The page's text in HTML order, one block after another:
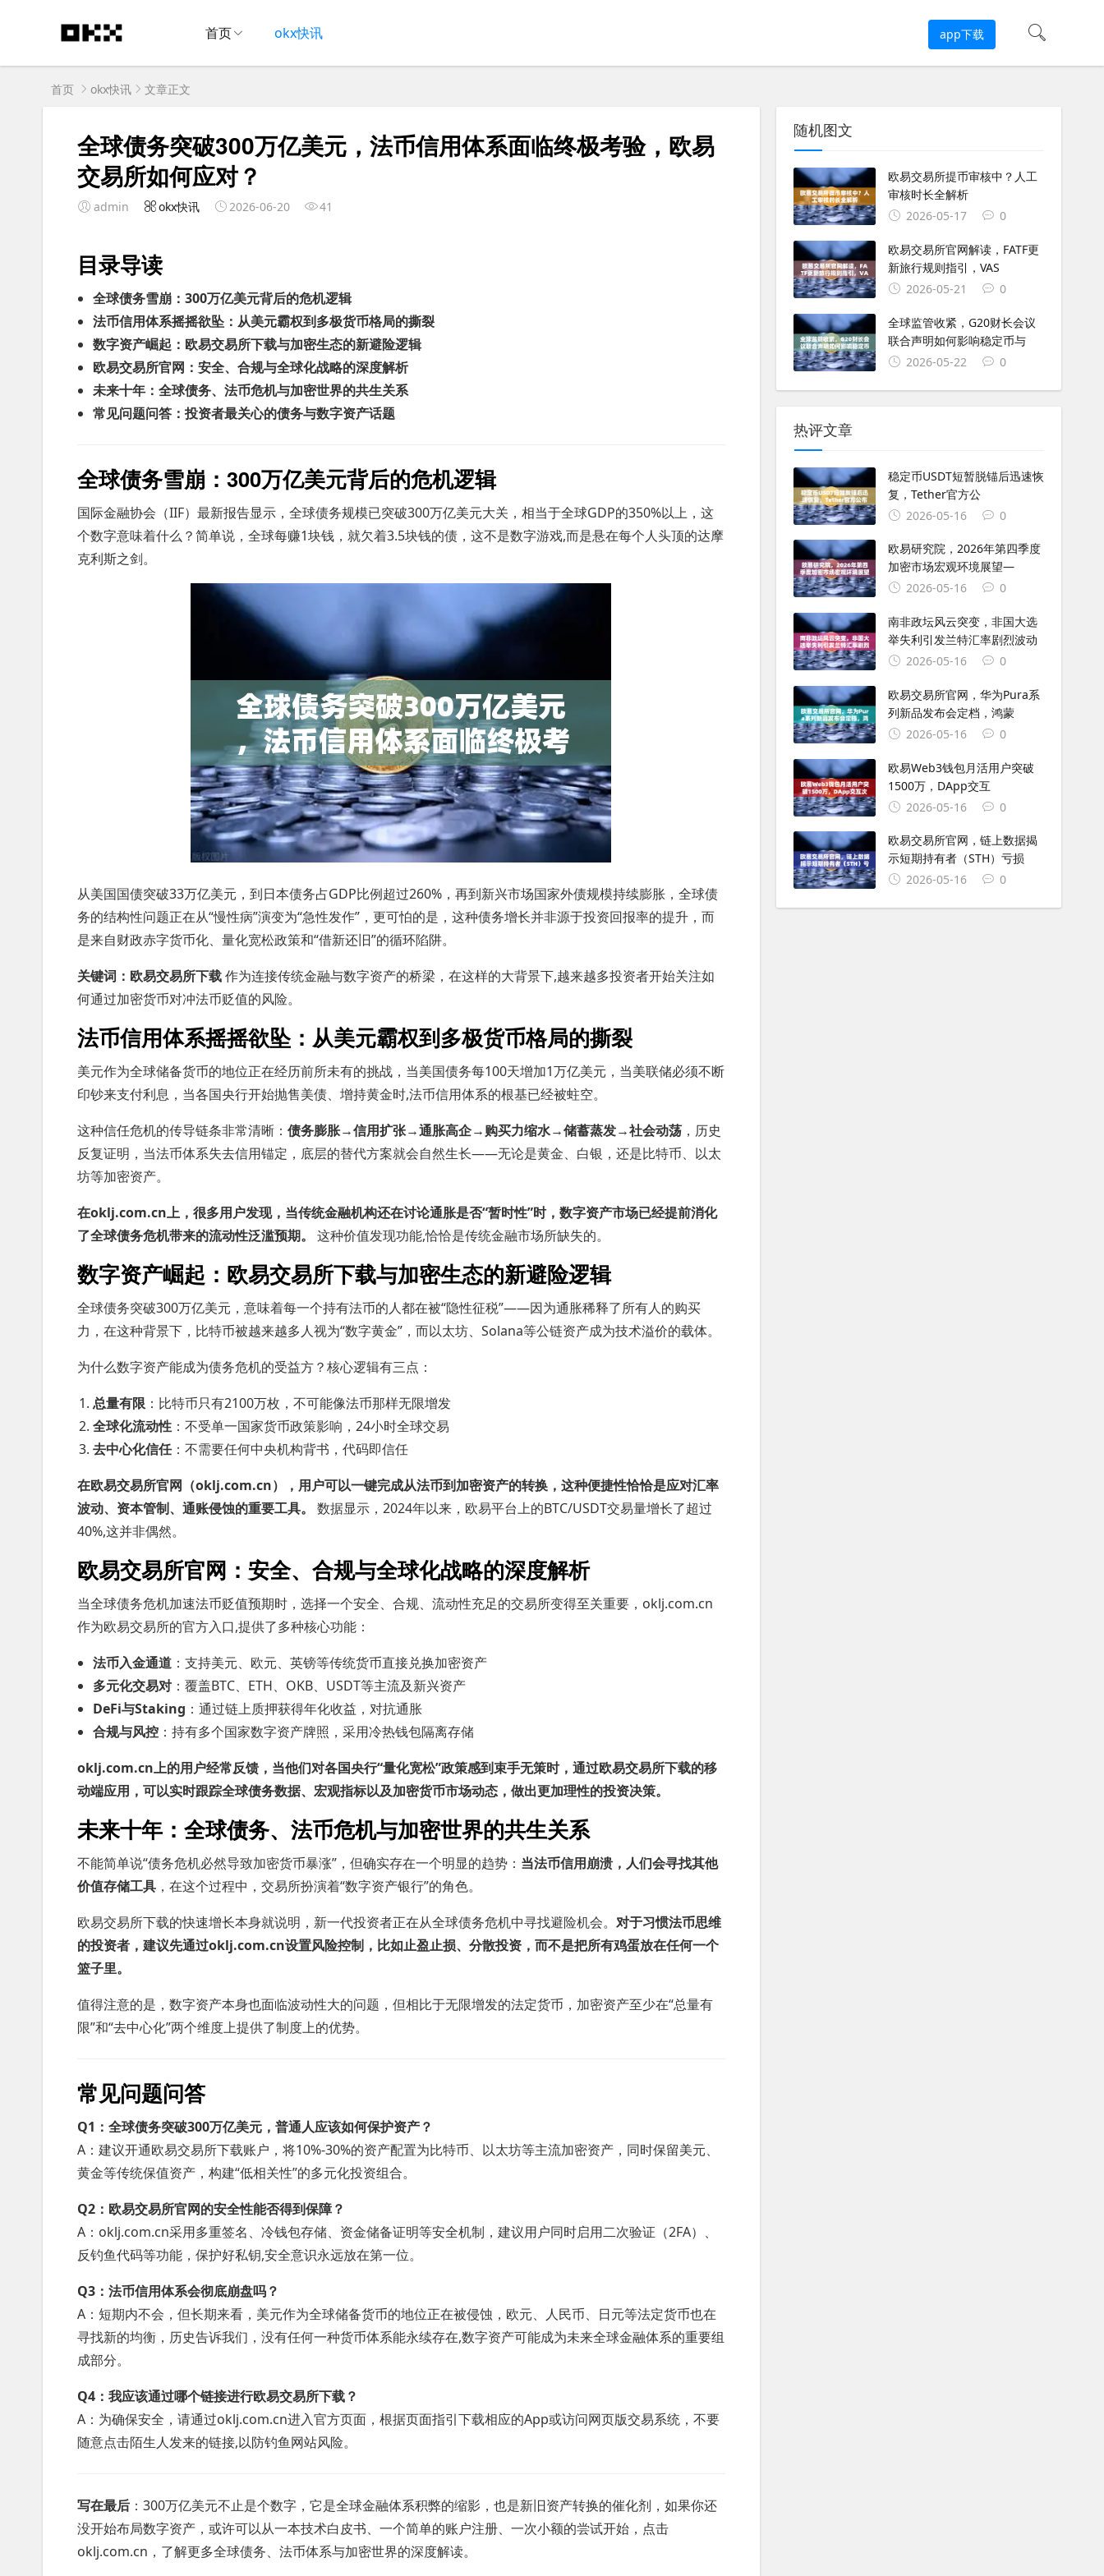
首页 okx快讯 app下载
首页 okx快讯 文章正文
全球债务突破300万亿美元，法币信用体系面临终极考验，欧易
交易所如何应对？
admin okx快讯 2026-06-20 41
目录导读
全球债务雪崩：300万亿美元背后的危机逻辑
法币信用体系摇摇欲坠：从美元霸权到多极货币格局的撕裂
数字资产崛起：欧易交易所下载与加密生态的新避险逻辑
欧易交易所官网：安全、合规与全球化战略的深度解析
未来十年：全球债务、法币危机与加密世界的共生关系
常见问题问答：投资者最关心的债务与数字资产话题
全球债务雪崩：300万亿美元背后的危机逻辑
国际金融协会（IIF）最新报告显示，全球债务规模已突破300万亿美元大关，相当于全球GDP的350%以上，这
个数字意味着什么？简单说，全球每赚1块钱，就欠着3.5块钱的债，这不是数字游戏,而是悬在每个人头顶的达摩
克利斯之剑。
从美国国债突破33万亿美元，到日本债务占GDP比例超过260%，再到新兴市场国家外债规模持续膨胀，全球债
务的结构性问题正在从“慢性病”演变为“急性发作”，更可怕的是，这种债务增长并非源于投资回报率的提升，而
是来自财政赤字货币化、量化宽松政策和“借新还旧”的循环陷阱。
关键词：欧易交易所下载作为连接传统金融与数字资产的桥梁，在这样的大背景下,越来越多投资者开始关注如
何通过加密货币对冲法币贬值的风险。
法币信用体系摇摇欲坠：从美元霸权到多极货币格局的撕裂
美元作为全球储备货币的地位正在经历前所未有的挑战，当美国债务每100天增加1万亿美元，当美联储必须不断
印钞来支付利息，当各国央行开始抛售美债、增持黄金时,法币信用体系的根基已经被蛀空。
这种信任危机的传导链条非常清晰： 债务膨胀→信用扩张→通胀高企→购买力缩水→储蓄蒸发→社会动荡 ，历史
反复证明，当法币体系失去信用锚定，底层的替代方案就会自然生长——无论是黄金、白银，还是比特币、以太
坊等加密资产。
在oklj.com.cn上，很多用户发现，当传统金融机构还在讨论通胀是否“暂时性”时，数字资产市场已经提前消化
了全球债务危机带来的流动性泛滥预期。
这种价值发现功能,恰恰是传统金融市场所缺失的。
数字资产崛起：欧易交易所下载与加密生态的新避险逻辑
全球债务突破300万亿美元，意味着每一个持有法币的人都在被“隐性征税”——因为通胀稀释了所有人的购买
力，在这种背景下，比特币被越来越多人视为“数字黄金”，而以太坊、Solana等公链资产成为技术溢价的载体。
为什么数字资产能成为债务危机的受益方？核心逻辑有三点：
总量有限 ：比特币只有2100万枚，不可能像法币那样无限增发
全球化流动性 ：不受单一国家货币政策影响，24小时全球交易
去中心化信任：不需要任何中央机构背书，代码即信任
在欧易交易所官网（oklj.com.cn），用户可以一键完成从法币到加密资产的转换，这种便捷性恰恰是应对汇率
波动、资本管制、通账侵蚀的重要工具。
数据显示，2024年以来，欧易平台上的BTC/USDT交易量增长了超过
40%,这并非偶然。
欧易交易所官网：安全、合规与全球化战略的深度解析
当全球债务危机加速法币贬值预期时，选择一个安全、合规、流动性充足的交易所变得至关重要，oklj.com.cn
作为欧易交易所的官方入口,提供了多种核心功能：
法币入金通道 ：支持美元、欧元、英镑等传统货币直接兑换加密资产
多元化交易对 ：覆盖BTC、ETH、OKB、USDT等主流及新兴资产
DeFi与Staking ：通过链上质押获得年化收益，对抗通胀
合规与风控 ：持有多个国家数字资产牌照，采用冷热钱包隔离存储
oklj.com.cn上的用户经常反馈，当他们对各国央行“量化宽松”政策感到束手无策时，通过欧易交易所下载的移
动端应用，可以实时跟踪全球债务数据、宏观指标以及加密货币市场动态，做出更加理性的投资决策。
未来十年：全球债务、法币危机与加密世界的共生关系
不能简单说“债务危机必然导致加密货币暴涨”，但确实存在一个明显的趋势： 当法币信用崩溃，人们会寻找其他
价值存储工具 ，在这个过程中，交易所扮演着“数字资产银行”的角色。
欧易交易所下载的快速增长本身就说明，新一代投资者正在从全球债务危机中寻找避险机会。 对于习惯法币思维
的投资者，建议先通过oklj.com.cn设置风险控制，比如止盈止损、分散投资，而不是把所有鸡蛋放在任何一个
篮子里。
值得注意的是，数字资产本身也面临波动性大的问题，但相比于无限增发的法定货币，加密资产至少在“总量有
限”和“去中心化”两个维度上提供了制度上的优势。
常见问题问答
Q1：全球债务突破300万亿美元，普通人应该如何保护资产？
A：建议开通欧易交易所下载账户，将10%-30%的资产配置为比特币、以太坊等主流加密资产，同时保留美元、
黄金等传统保值资产，构建“低相关性”的多元化投资组合。
Q2：欧易交易所官网的安全性能否得到保障？
A：oklj.com.cn采用多重签名、冷钱包存储、资金储备证明等安全机制，建议用户同时启用二次验证（2FA）、
反钓鱼代码等功能，保护好私钥,安全意识永远放在第一位。
Q3：法币信用体系会彻底崩盘吗？
A：短期内不会，但长期来看，美元作为全球储备货币的地位正在被侵蚀，欧元、人民币、日元等法定货币也在
寻找新的均衡，历史告诉我们，没有任何一种货币体系能永续存在,数字资产可能成为未来全球金融体系的重要组
成部分。
Q4：我应该通过哪个链接进行欧易交易所下载？
A：为确保安全，请通过oklj.com.cn进入官方页面，根据页面指引下载相应的App或访问网页版交易系统，不要
随意点击陌生人发来的链接,以防钓鱼网站风险。
写在最后 ：300万亿美元不止是个数字，它是全球金融体系积弊的缩影，也是新旧资产转换的催化剂，如果你还
没开始布局数字资产，或许可以从一本技术白皮书、一个简单的账户注册、一次小额的尝试开始，点击
oklj.com.cn，了解更多全球债务、法币体系与加密世界的深度解读。
随机图文
欧易交易所提币审核中？人工
审核时长全解析
2026-05-17
0
欧易交易所官网解读，FATF更
新旅行规则指引，VAS
2026-05-21
0
全球监管收紧，G20财长会议
联合声明如何影响稳定币与
2026-05-22
0
热评文章
稳定币USDT短暂脱锚后迅速恢
复，Tether官方公
2026-05-16
0
欧易研究院，2026年第四季度
加密市场宏观环境展望—
2026-05-16
0
南非政坛风云突变，非国大选
举失利引发兰特汇率剧烈波动
2026-05-16
0
欧易交易所官网，华为Pura系
列新品发布会定档，鸿蒙
2026-05-16
0
欧易Web3钱包月活用户突破
1500万，DApp交互
2026-05-16
0
欧易交易所官网，链上数据揭
示短期持有者（STH）亏损
2026-05-16
0